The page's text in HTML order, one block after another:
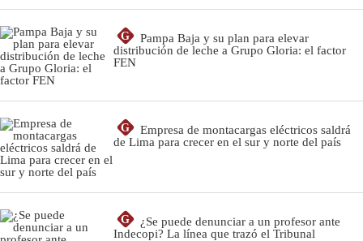
G
Pampa Baja y su plan para elevar
distribución de leche a Grupo Gloria: el factor
FEN
G
Empresa de montacargas eléctricos saldrá
de Lima para crecer en el sur y norte del país
G
¿Se puede denunciar a un profesor ante
Indecopi? La línea que trazó el Tribunal